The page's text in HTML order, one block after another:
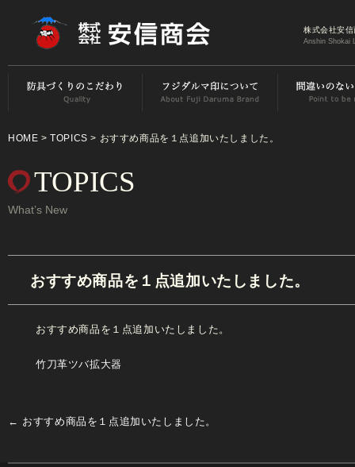
株式会社安
Anshin Shokai
HOME >TOPICS > おすすめ商品を１点追加いたしました。
TOPICS
What’s New
おすすめ商品を１点追加いたしました。
おすすめ商品を１点追加いたしました。
竹刀革ツバ拡大器
← おすすめ商品を１点追加いたしました。